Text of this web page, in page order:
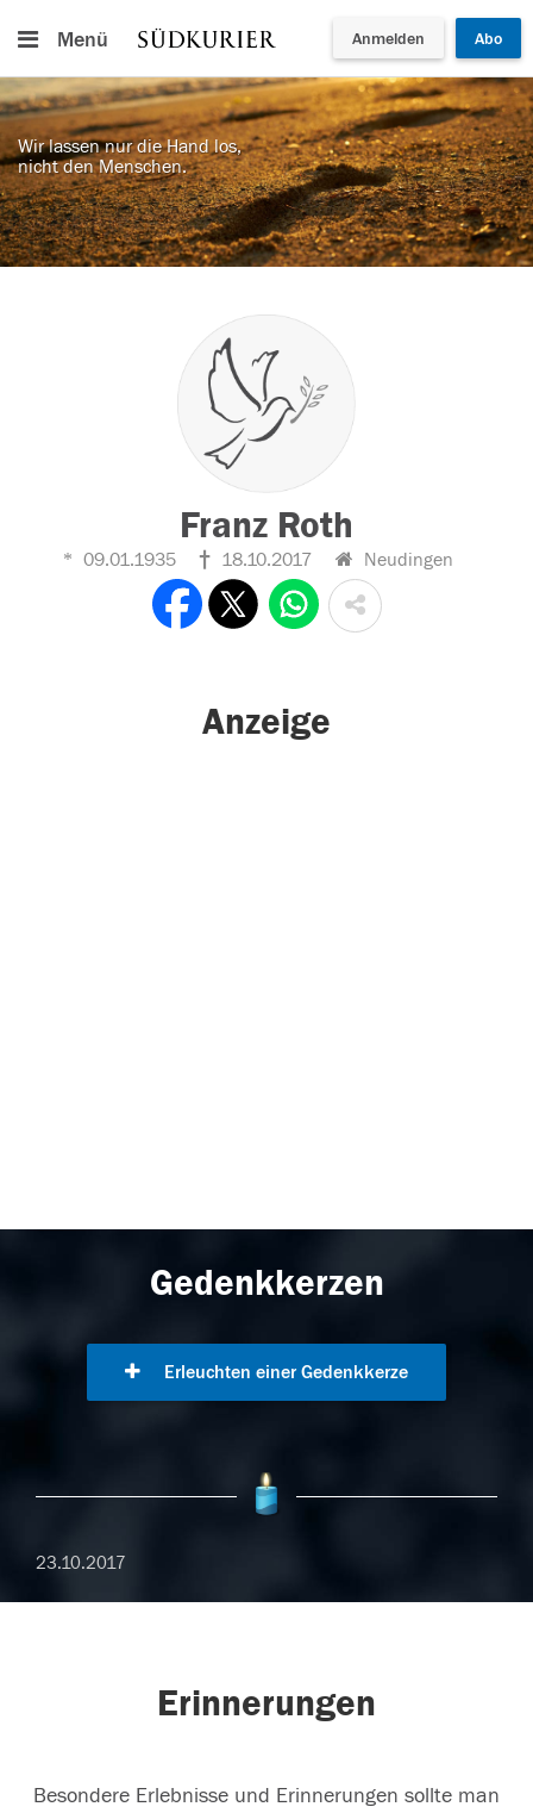
Menü Anmelden Abo
Wir lassen nur die Hand los,
nicht den Menschen.
Franz Roth
09.01.1935 18.10.2017 Neudingen
Anzeige
Gedenkkerzen
Erleuchten einer Gedenkkerze
23.10.2017
Erinnerungen
Besondere Erlebnisse und Erinnerungen sollte man